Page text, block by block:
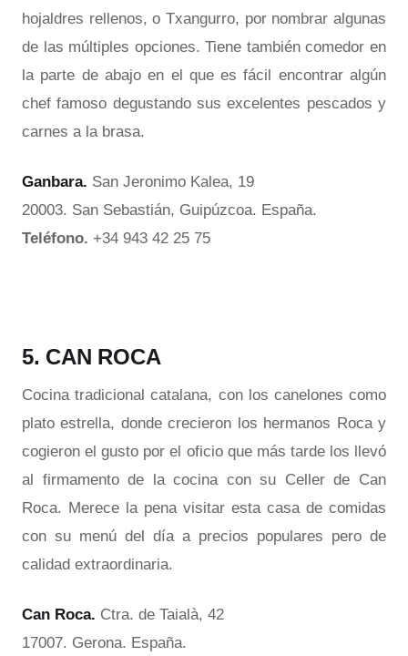
hojaldres rellenos, o Txangurro, por nombrar algunas
de las múltiples opciones. Tiene también comedor en
la parte de abajo en el que es fácil encontrar algún
chef famoso degustando sus excelentes pescados y
carnes a la brasa.
Ganbara. San Jeronimo Kalea, 19
20003. San Sebastián, Guipúzcoa. España.
Teléfono. +34 943 42 25 75
5. CAN ROCA
Cocina tradicional catalana, con los canelones como
plato estrella, donde crecieron los hermanos Roca y
cogieron el gusto por el oficio que más tarde los llevó
al firmamento de la cocina con su Celler de Can
Roca. Merece la pena visitar esta casa de comidas
con su menú del día a precios populares pero de
calidad extraordinaria.
Can Roca. Ctra. de Taialà, 42
17007. Gerona. España.